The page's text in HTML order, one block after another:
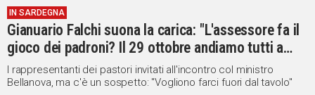
IN
ITALIA
NEL
MONDO
SPORT
IN SARDEGNA
Gianuario Falchi suona la carica: "L'assessore fa il
gioco dei padroni? Il 29 ottobre andiamo tutti a
Cagliari"
I rappresentanti dei pastori invitati all'incontro col ministro
Bellanova, ma c'è un sospetto: "Vogliono farci fuori dal tavolo"